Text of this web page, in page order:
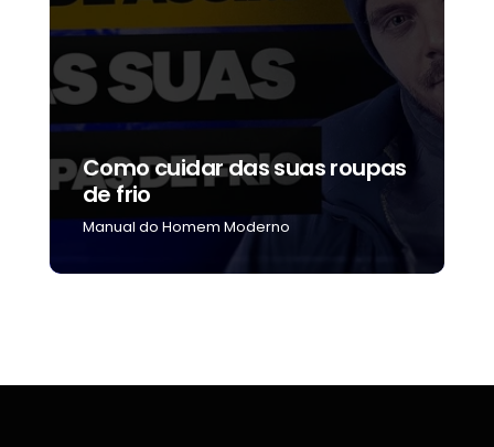
Como cuidar das suas roupas
de frio
Manual do Homem Moderno